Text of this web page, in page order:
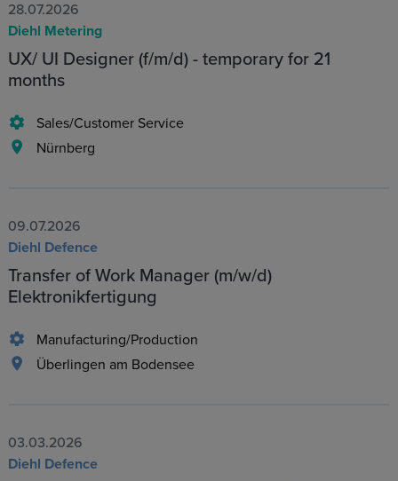
28.07.2026
Diehl Metering
UX/ UI Designer (f/m/d) - temporary for 21
months
Sales/Customer Service
Nürnberg
09.07.2026
Diehl Defence
Transfer of Work Manager (m/w/d)
Elektronikfertigung
Manufacturing/Production
Überlingen am Bodensee
03.03.2026
Diehl Defence